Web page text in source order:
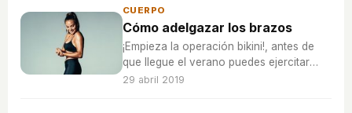
CUERPO
Cómo adelgazar los brazos
¡Empieza la operación bikini!, antes de
que llegue el verano puedes ejercitar
algunas partes de tu cuerpo que te
29 abril 2019